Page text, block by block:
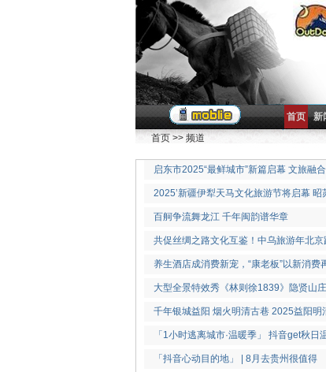
首页 新
首页 >> 频道
启东市2025“最鲜城市”新篇启幕 文旅融
2025’新疆伊犁天马文化旅游节将启幕 昭
百舸争流舞龙江 千年闽韵谱华章
共促丝绸之路文化互鉴！中乌旅游年北京
养生酒店成消费新宠，“康老板”以新消费
大型全景特效秀《林则徐1839》隐贤山
千年银城益阳 烟火明清古巷 2025益阳明
「1小时逃离城市·温暖季」 抖音get秋日
「抖音心动目的地」 | 8月去贵州很值得